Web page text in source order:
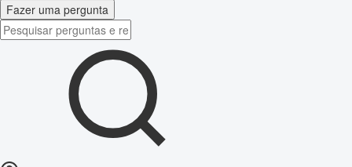
Fazer uma pergunta